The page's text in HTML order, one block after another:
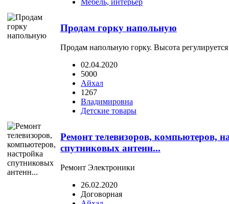
Мебель, интерьер
Продам горку напольную
Продам напольную горку. Высота регулируется
02.04.2020
5000
Айхал
1267
Владимировна
Детские товары
Ремонт телевизоров, компьютеров,
спутниковых антенн...
Ремонт Электроники
26.02.2020
Договорная